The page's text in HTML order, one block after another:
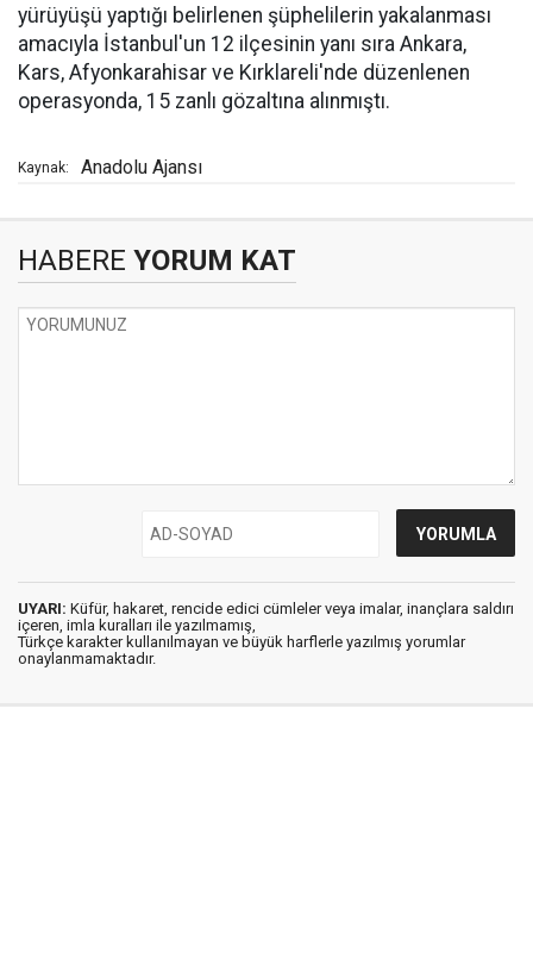
yürüyüşü yaptığı belirlenen şüphelilerin yakalanması
amacıyla İstanbul'un 12 ilçesinin yanı sıra Ankara,
Kars, Afyonkarahisar ve Kırklareli'nde düzenlenen
operasyonda, 15 zanlı gözaltına alınmıştı.
Kaynak: Anadolu Ajansı
HABERE YORUM KAT
UYARI: Küfür, hakaret, rencide edici cümleler veya imalar, inançlara saldırı
içeren, imla kuralları ile yazılmamış,
Türkçe karakter kullanılmayan ve büyük harflerle yazılmış yorumlar
onaylanmamaktadır.